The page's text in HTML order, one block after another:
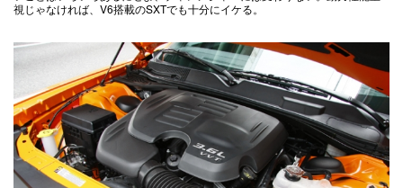
視じゃなければ、V6搭載のSXTでも十分にイケる。